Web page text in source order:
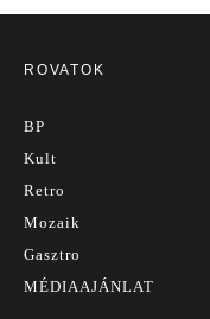
ROVATOK
BP
Kult
Retro
Mozaik
Gasztro
MÉDIAAJÁNLAT